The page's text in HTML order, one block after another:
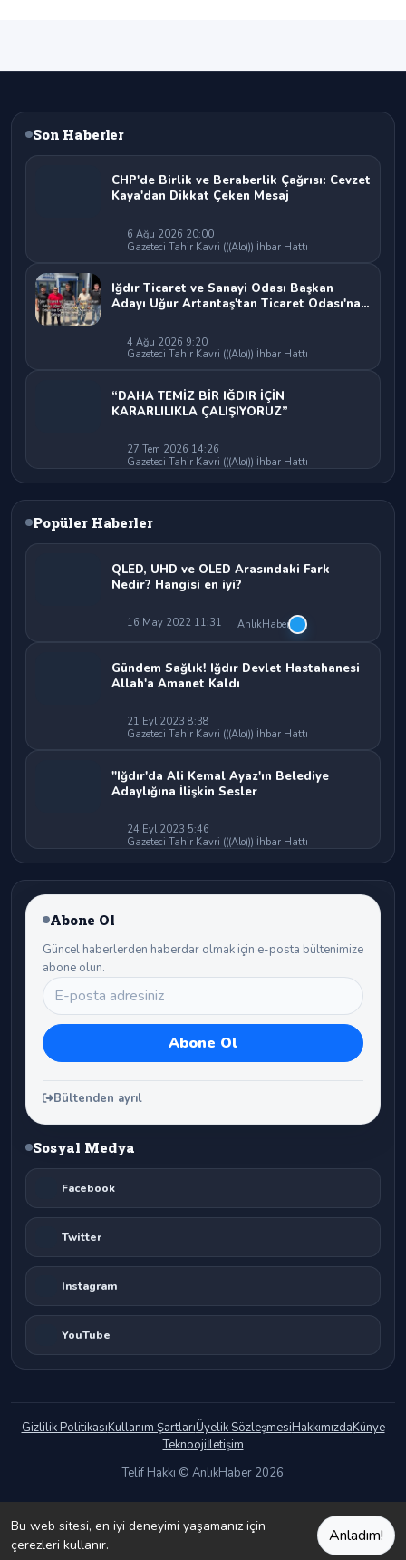
Son Haberler
CHP'de Birlik ve Beraberlik Çağrısı: Cevzet
Kaya'dan Dikkat Çeken Mesaj
6 Ağu 2026 20:00
Gazeteci Tahir Kavri (((Alo))) İhbar Hattı
Iğdır Ticaret ve Sanayi Odası Başkan
Adayı Uğur Artantaş'tan Ticaret Odası'na
Bırakılamaz"
4 Ağu 2026 9:20
Gazeteci Tahir Kavri (((Alo))) İhbar Hattı
“DAHA TEMİZ BİR IĞDIR İÇİN
KARARLILIKLA ÇALIŞIYORUZ”
27 Tem 2026 14:26
Gazeteci Tahir Kavri (((Alo))) İhbar Hattı
Popüler Haberler
QLED, UHD ve OLED Arasındaki Fark
Nedir? Hangisi en iyi?
16 May 2022 11:31 AnlıkHaber
Gündem Sağlık! Iğdır Devlet Hastahanesi
Allah'a Amanet Kaldı
21 Eyl 2023 8:38
Gazeteci Tahir Kavri (((Alo))) İhbar Hattı
"Iğdır'da Ali Kemal Ayaz'ın Belediye
Adaylığına İlişkin Sesler
24 Eyl 2023 5:46
Gazeteci Tahir Kavri (((Alo))) İhbar Hattı
Abone Ol
Güncel haberlerden haberdar olmak için e-posta bültenimize
abone olun.
Bültenden ayrıl
Sosyal Medya
Facebook
Twitter
Instagram
YouTube
Gizlilik PolitikasıKullanım ŞartlarıÜyelik SözleşmesiHakkımızdaKünye
Teknoojiİletişim
Telif Hakkı © AnlıkHaber 2026
Bu web sitesi, en iyi deneyimi yaşamanız için
çerezleri kullanır.
Anladım!